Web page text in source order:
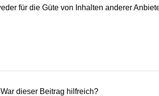
für die Güte von Inhalten anderer
War dieser Beitrag hilfreich?